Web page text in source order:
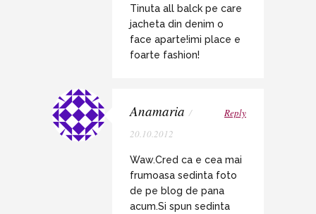
Tinuta all balck pe care
jacheta din denim o
face aparte!imi place e
foarte fashion!
Anamaria /
20.10.2012
Reply
Waw.Cred ca e cea mai
frumoasa sedinta foto
de pe blog de pana
acum.Si spun sedinta